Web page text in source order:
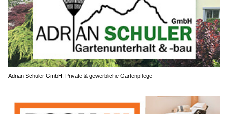
Adrian Schuler GmbH: Private & gewerbliche Gartenpflege